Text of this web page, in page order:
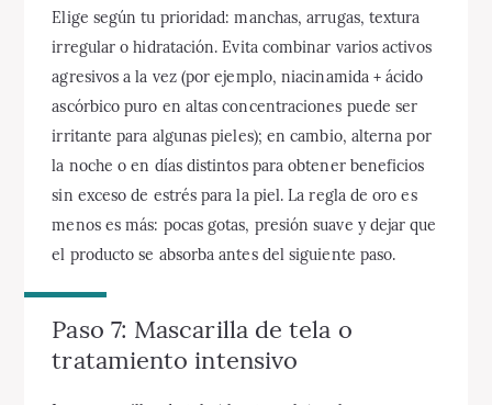
Elige según tu prioridad: manchas, arrugas, textura
irregular o hidratación. Evita combinar varios activos
agresivos a la vez (por ejemplo, niacinamida + ácido
ascórbico puro en altas concentraciones puede ser
irritante para algunas pieles); en cambio, alterna por
la noche o en días distintos para obtener beneficios
sin exceso de estrés para la piel. La regla de oro es
menos es más: pocas gotas, presión suave y dejar que
el producto se absorba antes del siguiente paso.
Paso 7: Mascarilla de tela o
tratamiento intensivo